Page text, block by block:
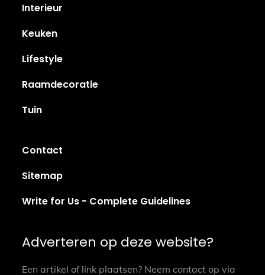
Interieur
Keuken
Lifestyle
Raamdecoratie
Tuin
Contact
Sitemap
Write for Us - Complete Guidelines
Adverteren op deze website?
Een artikel of link plaatsen? Neem contact op via